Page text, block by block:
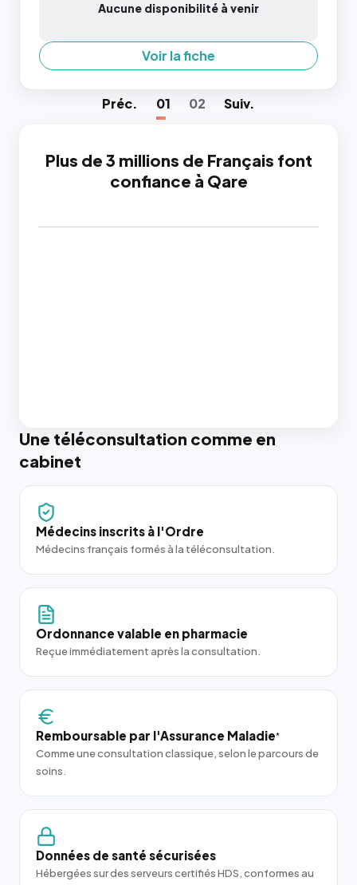
Aucune disponibilité à venir
Voir la fiche
Préc. 01 02 Suiv.
Plus de 3 millions de Français font
confiance à Qare
Une téléconsultation comme en
cabinet
Médecins inscrits à l'Ordre
Médecins français formés à la téléconsultation.
Ordonnance valable en pharmacie
Reçue immédiatement après la consultation.
Remboursable par l'Assurance Maladie*
Comme une consultation classique, selon le parcours de
soins.
Données de santé sécurisées
Hébergées sur des serveurs certifiés HDS, conformes au